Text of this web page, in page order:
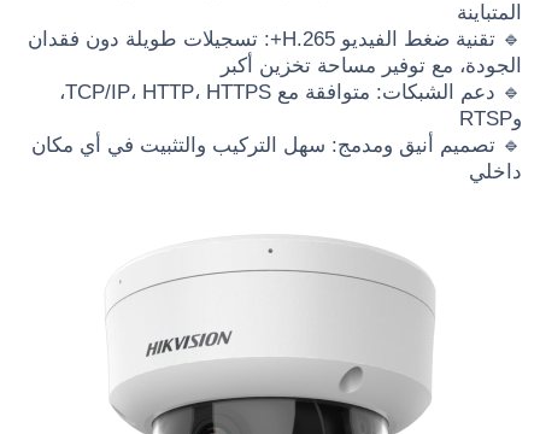
المتباينة
🔹 تقنية ضغط الفيديو H.265+: تسجيلات طويلة دون فقدان
الجودة، مع توفير مساحة تخزين أكبر
🔹 دعم الشبكات: متوافقة مع TCP/IP، HTTP، HTTPS،
وRTSP
🔹 تصميم أنيق ومدمج: سهل التركيب والتثبيت في أي مكان
داخلي